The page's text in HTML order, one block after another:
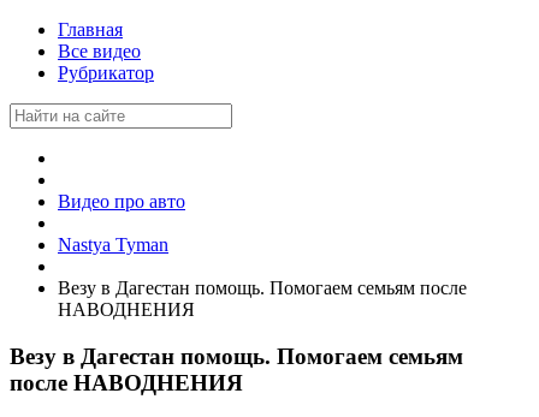
Главная
Все видео
Рубрикатор
Видео про авто
Nastya Tyman
Везу в Дагестан помощь. Помогаем семьям после
НАВОДНЕНИЯ
Везу в Дагестан помощь. Помогаем семьям
после НАВОДНЕНИЯ